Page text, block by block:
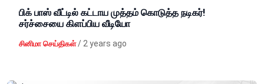
பிக் பாஸ் வீட்டில் கட்டாய முத்தம் கொடுத்த நடிகர்!
சர்ச்சையை கிளப்பிய வீடியோ
சினிமா செய்திகள் / 2 years ago